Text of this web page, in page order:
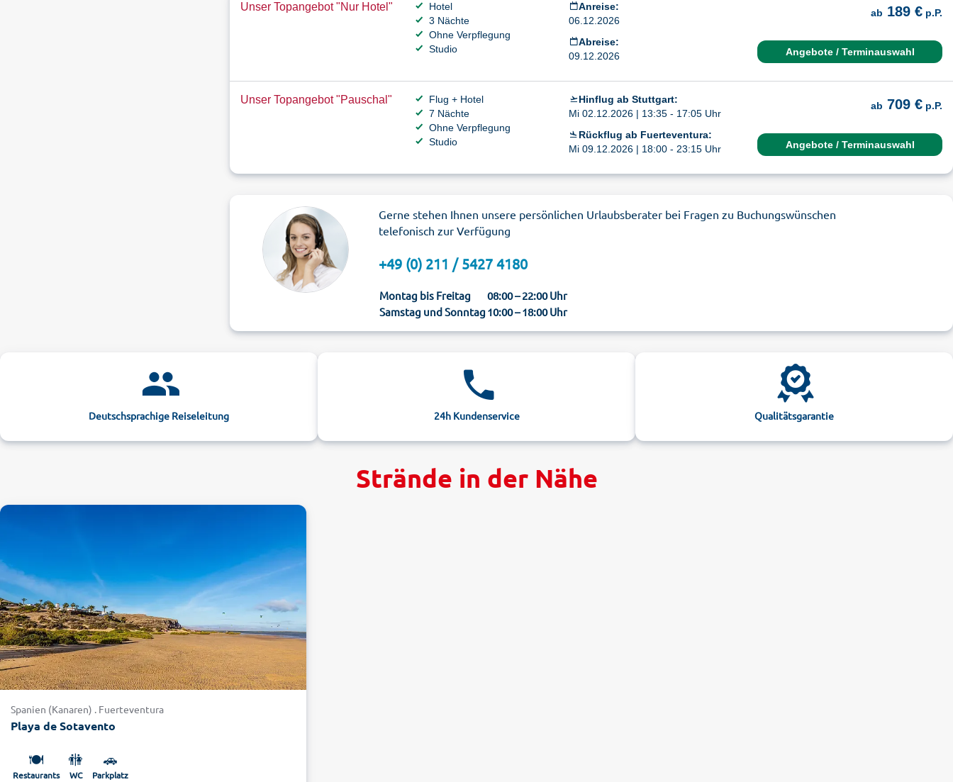
Unser Topangebot "Nur Hotel"
Hotel
3 Nächte
Ohne Verpflegung
Studio
Anreise:
06.12.2026
Abreise:
09.12.2026
ab 189 € p.P.
Angebote / Terminauswahl
Unser Topangebot "Pauschal"
Flug + Hotel
7 Nächte
Ohne Verpflegung
Studio
Hinflug ab Stuttgart:
Mi 02.12.2026 | 13:35 - 17:05 Uhr
Rückflug ab Fuerteventura:
Mi 09.12.2026 | 18:00 - 23:15 Uhr
ab 709 € p.P.
Angebote / Terminauswahl
Gerne stehen Ihnen unsere persönlichen Urlaubsberater bei Fragen zu Buchungswünschen
telefonisch zur Verfügung
+49 (0) 211 / 5427 4180
Montag bis Freitag
08:00 – 22:00 Uhr
Samstag und Sonntag10:00 – 18:00 Uhr
Deutschsprachige Reiseleitung 24h Kundenservice Qualitätsgarantie
Strände in der Nähe
Spanien (Kanaren) . Fuerteventura
Playa de Sotavento
🍽️
Restaurants
🚻
WC
🚗
Parkplatz